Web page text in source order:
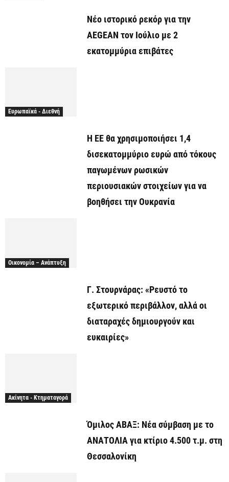
Νέο ιστορικό ρεκόρ για την
AEGEAN τον Ιούλιο με 2
εκατομμύρια επιβάτες
Ευρωπαϊκά - Διεθνή
Η ΕΕ θα χρησιμοποιήσει 1,4
δισεκατομμύριο ευρώ από τόκους
παγωμένων ρωσικών
περιουσιακών στοιχείων για να
βοηθήσει την Ουκρανία
Οικονομία – Ανάπτυξη
Γ. Στουρνάρας: «Ρευστό το
εξωτερικό περιβάλλον, αλλά οι
διαταραχές δημιουργούν και
ευκαιρίες»
Ακίνητα - Κτηματαγορά
Όμιλος ΑΒΑΞ: Νέα σύμβαση με το
ΑΝΑΤΟΛΙΑ για κτίριο 4.500 τ.μ. στη
Θεσσαλονίκη